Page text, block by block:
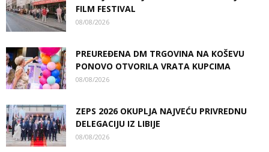
FILM FESTIVAL
08/08/2026
PREUREĐENA DM TRGOVINA NA KOŠEVU
PONOVO OTVORILA VRATA KUPCIMA
08/08/2026
ZEPS 2026 OKUPLJA NAJVEĆU PRIVREDNU
DELEGACIJU IZ LIBIJE
08/08/2026